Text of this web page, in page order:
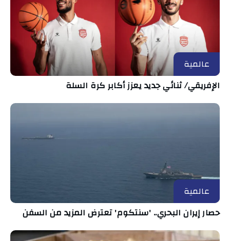
عالمية
الإفريقي/ ثنائي جديد يعزز أكابر كرة السلة
عالمية
حصار إيران البحري.. 'سنتكوم' تعترض المزيد من السفن